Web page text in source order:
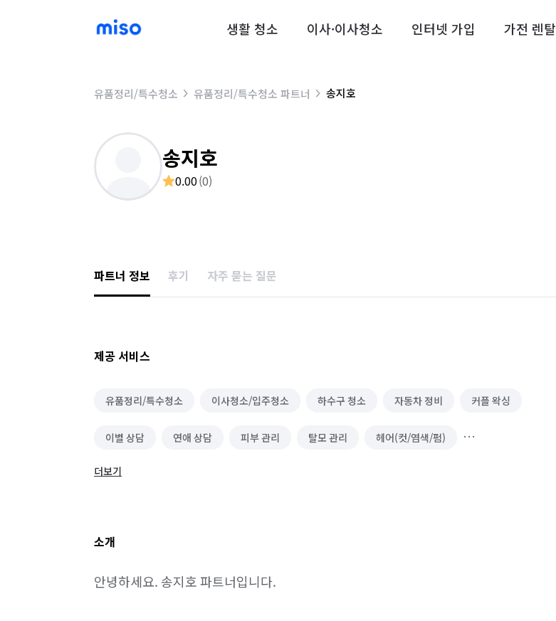
생활 청소 이사·이사청소 인터넷 가입 가전 렌탈
유품정리/특수청소 유품정리/특수청소 파트너 송지호
송지호
0.00(0)
파트너 정보 후기 자주 묻는 질문
제공 서비스
유품정리/특수청소 이사청소/입주청소 하수구 청소 자동차 정비 커플 왁싱
이별 상담 연애 상담 피부 관리 탈모 관리 헤어(컷/염색/펌)
헤어/메이크업
음식배달 심부름
온라인구매 대행 역할대행 심부름
더보기
소개
안녕하세요. 송지호 파트너입니다.